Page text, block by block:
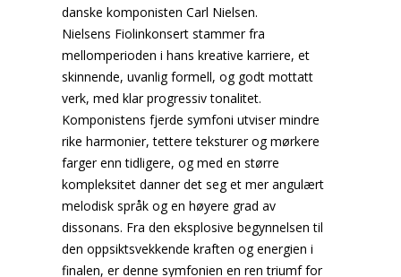
danske komponisten Carl Nielsen.
Nielsens Fiolinkonsert stammer fra
mellomperioden i hans kreative karriere, et
skinnende, uvanlig formell, og godt mottatt
verk, med klar progressiv tonalitet.
Komponistens fjerde symfoni utviser mindre
rike harmonier, tettere teksturer og mørkere
farger enn tidligere, og med en større
kompleksitet danner det seg et mer angulært
melodisk språk og en høyere grad av
dissonans. Fra den eksplosive begynnelsen til
den oppsiktsvekkende kraften og energien i
finalen, er denne symfonien en ren triumf for